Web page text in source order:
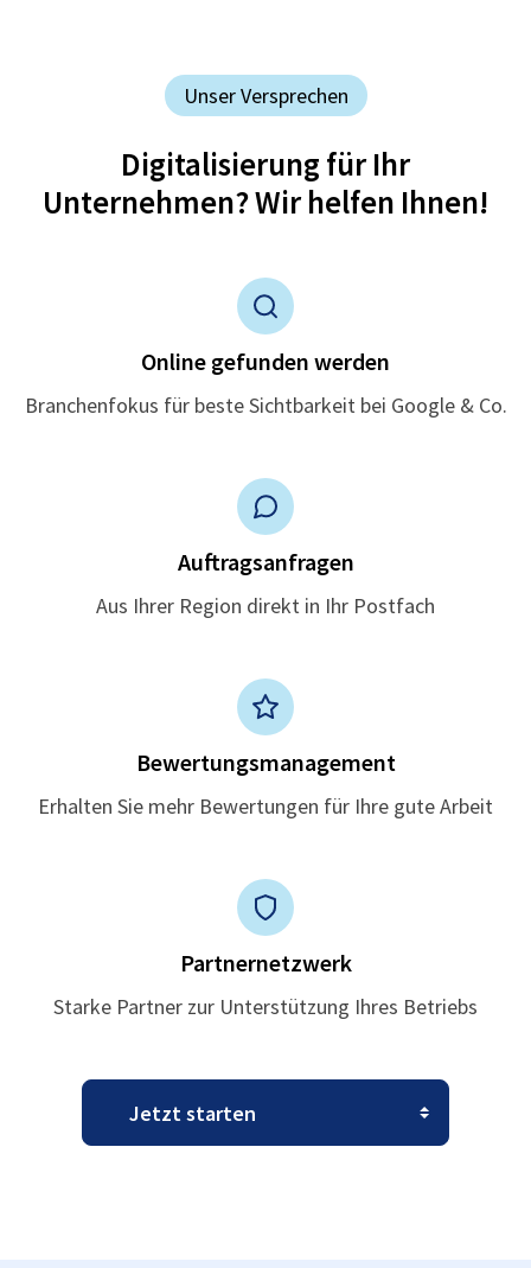
Unser Versprechen
Digitalisierung für Ihr
Unternehmen? Wir helfen Ihnen!
Online gefunden werden
Branchenfokus für beste Sichtbarkeit bei Google & Co.
Auftragsanfragen
Aus Ihrer Region direkt in Ihr Postfach
Bewertungsmanagement
Erhalten Sie mehr Bewertungen für Ihre gute Arbeit
Partnernetzwerk
Starke Partner zur Unterstützung Ihres Betriebs